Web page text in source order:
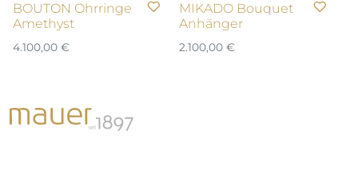
BOUTON Ohrringe
Amethyst
4.100,00 €
MIKADO Bouquet
Anhänger
2.100,00 €